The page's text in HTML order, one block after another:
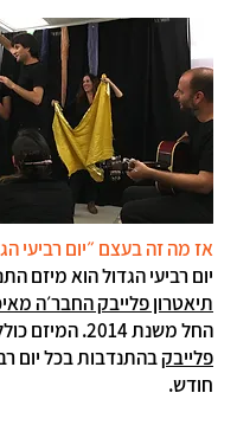
אז מה זה בעצם ״יום רביעי
יום רביעי הגדול הוא מיזם
תיאטרון פלייבק החבר׳ה
החל משנת 2014. המיזם כולל
פלייבקבהתנדבות בכל יום
חודש.